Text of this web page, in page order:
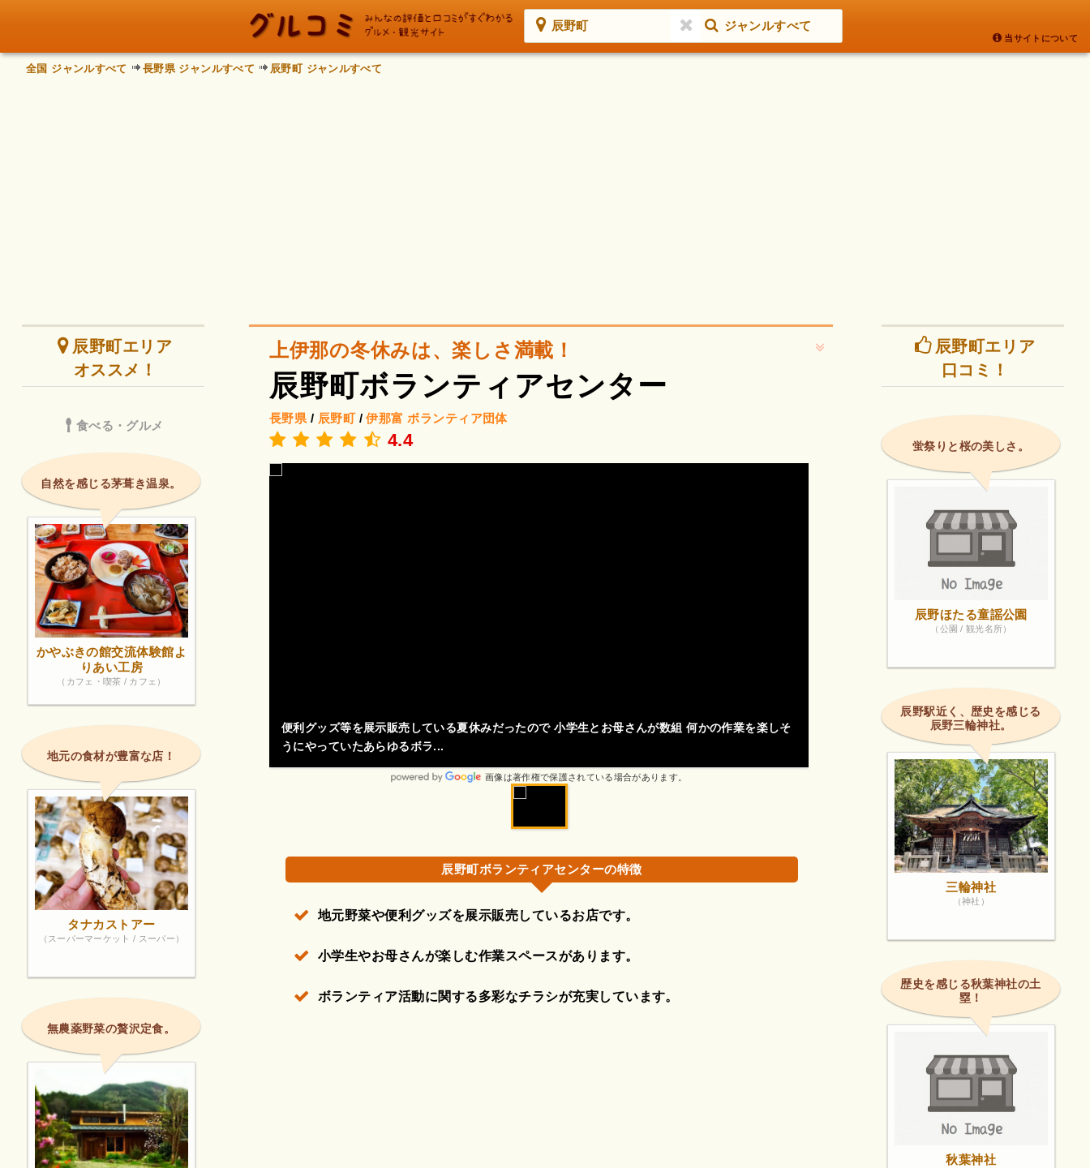
辰野町 ジャンルすべて
当サイトについて
全国 ジャンルすべて 長野県 ジャンルすべて 辰野町 ジャンルすべて
上伊那の冬休みは、楽しさ満載！
辰野町ボランティアセンター
長野県 / 辰野町/伊那富 ボランティア団体
4.4
便利グッズ等を展示販売している夏休みだったので 小学生とお母さんが数組 何かの作業を楽しそ
うにやっていたあらゆるボラ...
画像は著作権で保護されている場合があります。
辰野町ボランティアセンターの特徴
地元野菜や便利グッズを展示販売しているお店です。
小学生やお母さんが楽しむ作業スペースがあります。
ボランティア活動に関する多彩なチラシが充実しています。
辰野町エリア
オススメ！
食べる・グルメ
自然を感じる茅葺き温泉。
かやぶきの館交流体験館よ
りあい工房
（カフェ・喫茶 / カフェ）
地元の食材が豊富な店！
タナカストアー
（スーパーマーケット / スーパー）
無農薬野菜の贅沢定食。
辰野町エリア
口コミ！
蛍祭りと桜の美しさ。
辰野ほたる童謡公園
（公園 / 観光名所）
辰野駅近く、歴史を感じる
辰野三輪神社。
三輪神社
（神社）
歴史を感じる秋葉神社の土
塁！
秋葉神社